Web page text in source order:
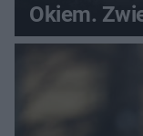
Okiem.